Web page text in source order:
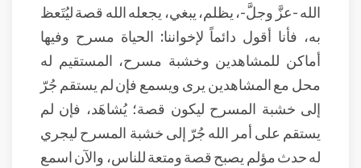
الله -عزَّ وجلَّ-، يظلم، يبغي، يجعله الله قصة ليُتَعظ
به، فأنا أقول دائماً لإخواننا: الحياة مسرح وفيها
أماكن للمشاهدين وخشبة مسرح، المستقيم له
محل مع المشاهدين يرى ويسمع فإن لم يستقم جُرّ
إلى خشبة المسرح ليكون قصة؛ يُشاهَد، فإن لم
يستقم على أمر الله جُرّ إلى خشبة المسرح ليجري
له حدث مؤلم يصبح قصة ومتعة للناس، والآن اسمع